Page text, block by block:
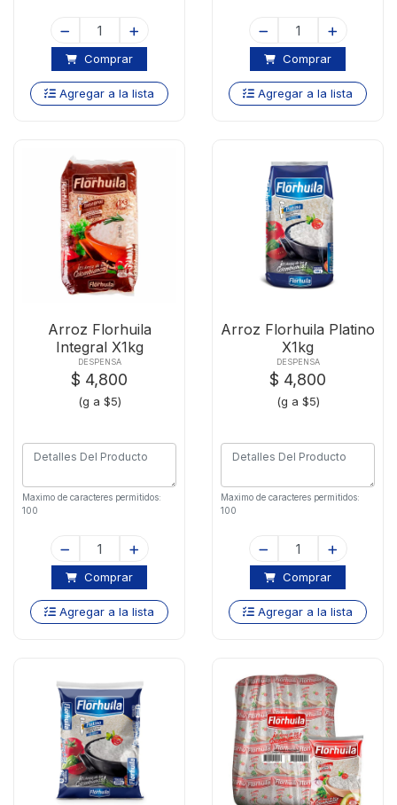
Comprar
Agregar a la lista
Comprar
Agregar a la lista
Arroz Florhuila
Integral X1kg
DESPENSA
$ 4,800
(g a $5)
Maximo de caracteres permitidos:
100
Comprar
Agregar a la lista
Arroz Florhuila Platino
X1kg
DESPENSA
$ 4,800
(g a $5)
Maximo de caracteres permitidos:
100
Comprar
Agregar a la lista